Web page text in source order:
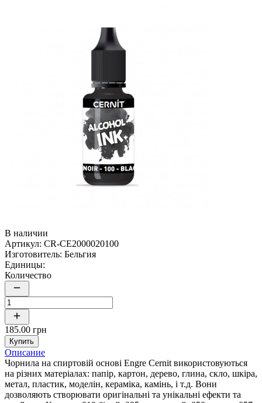
В наличии
Артикул: CR-CE2000020100
Изготовитель: Бельгия
Единицы:
Количество
185.00 грн
Купить
Описание
Чорнила на спиртовій основі Engre Cernit використовуються
на різних матеріалах: папір, картон, дерево, глина, скло, шкіра,
метал, пластик, моделін, кераміка, камінь, і т.д. Вони
дозволяють створювати оригінальні та унікальні ефекти та